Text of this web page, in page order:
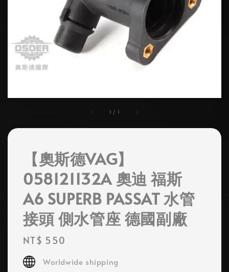
1 / 1
【奧斯德VAG】
058121132A 奧迪 福斯
A6 SUPERB PASSAT 水管
接頭 側水管座 德國副廠
Regular
price
NT$ 550
Worldwide shipping